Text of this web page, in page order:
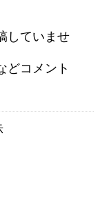
していませ
どコメント